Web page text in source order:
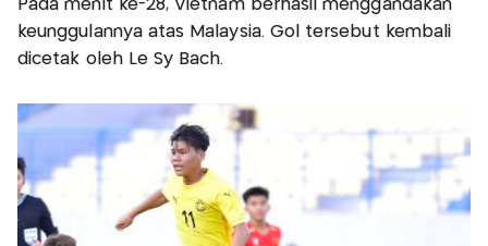
Pada menit ke-28, Vietnam berhasil menggandakan
keunggulannya atas Malaysia. Gol tersebut kembali
dicetak oleh Le Sy Bach.